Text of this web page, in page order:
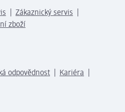
Zákaznický servis
zboží
odpovědnost
Kariéra